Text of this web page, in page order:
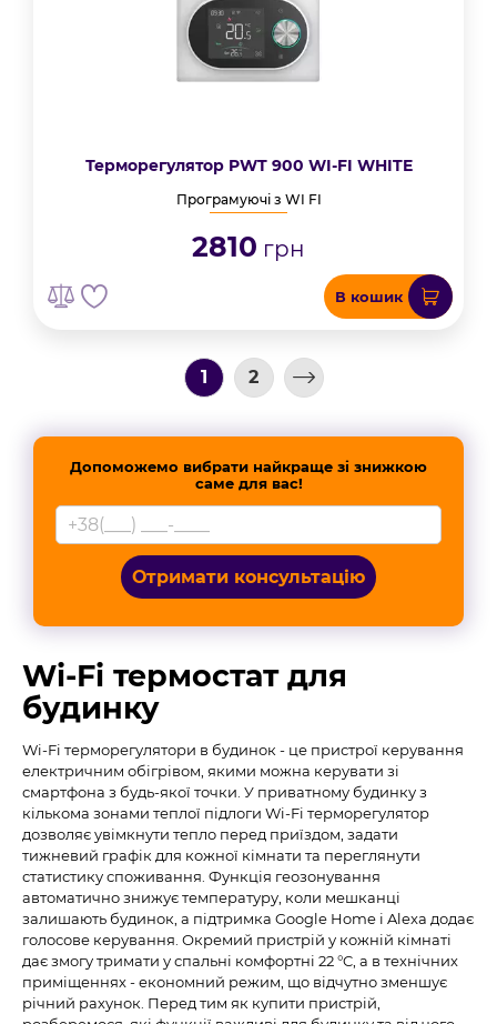
Терморегулятор PWT 900 WI-FI WHITE
Програмуючі з WI FI
2810 грн
В кошик
1 2
Допоможемо вибрати найкраще зі знижкою
саме для вас!
Отримати консультацію
Wi-Fi термостат для
будинку
Wi-Fi терморегулятори в будинок - це пристрої керування
електричним обігрівом, якими можна керувати зі
смартфона з будь-якої точки. У приватному будинку з
кількома зонами теплої підлоги Wi-Fi терморегулятор
дозволяє увімкнути тепло перед приїздом, задати
тижневий графік для кожної кімнати та переглянути
статистику споживання. Функція геозонування
автоматично знижує температуру, коли мешканці
залишають будинок, а підтримка Google Home і Alexa додає
голосове керування. Окремий пристрій у кожній кімнаті
дає змогу тримати у спальні комфортні 22 °C, а в технічних
приміщеннях - економний режим, що відчутно зменшує
річний рахунок. Перед тим як купити пристрій,